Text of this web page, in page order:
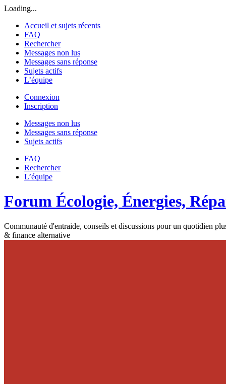
Loading...
Accueil et sujets récents
FAQ
Rechercher
Messages non lus
Messages sans réponse
Sujets actifs
L’équipe
Connexion
Inscription
Messages non lus
Messages sans réponse
Sujets actifs
FAQ
Rechercher
L’équipe
Forum Écologie, Énergies,
Communauté d'entraide, conseils et discussions pour un quotidien
& finance alternative